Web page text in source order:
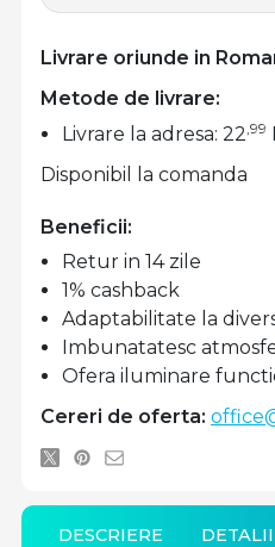
Livrare oriunde in
Metode de livrare:
Livrare la adresa: 22,99
Disponibil la comanda
Beneficii:
Retur in 14 zile
1% cashback
Adaptabilitate la
Imbunatatesc
Ofera iluminare
Cereri de oferta:
DESCRIERE DETALII